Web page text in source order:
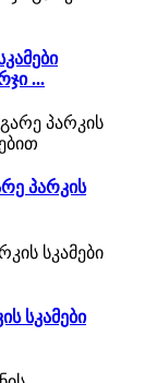
...
პარკის
სკამები